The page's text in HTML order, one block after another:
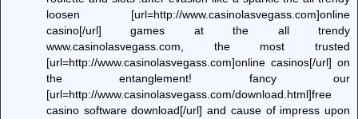
loosen [url=http://www.casinolasvegass.com]online
casino[/url] games at the all trendy
www.casinolasvegass.com, the most trusted
[url=http://www.casinolasvegass.com]online casinos[/url] on
the entanglement! fancy our
[url=http://www.casinolasvegass.com/download.html]free
casino software download[/url] and cause of impress upon